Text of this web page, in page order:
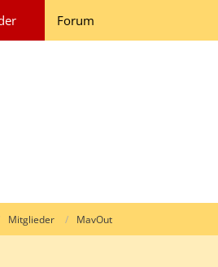
Forum
Mitglieder MavOut